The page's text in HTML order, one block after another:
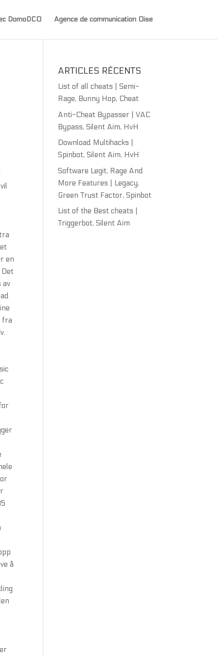
DomoDCO Agence de communication Oise
en
Det
av
fra
å
ARTICLES RÉCENTS
List of all cheats | Semi-
Rage, Bunny Hop, Cheat
Anti-Cheat Bypasser | VAC
Bypass, Silent Aim, HvH
Download Multihacks |
Spinbot, Silent Aim, HvH
Software Legit, Rage And
More Features | Legacy,
Green Trust Factor, Spinbot
List of the Best cheats |
Triggerbot, Silent Aim